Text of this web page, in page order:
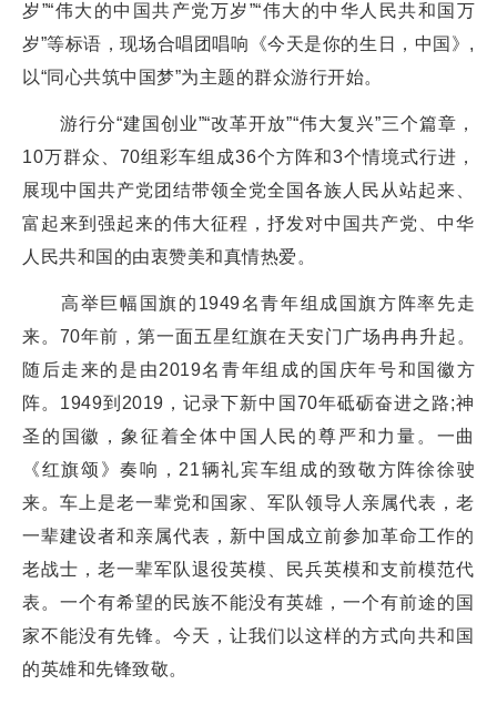
岁”“伟大的中国共产党万岁”“伟大的中华人民共和国万
岁”等标语，现场合唱团唱响《今天是你的生日，中国》,
以“同心共筑中国梦”为主题的群众游行开始。
游行分“建国创业”“改革开放”“伟大复兴”三个篇章，
10万群众、70组彩车组成36个方阵和3个情境式行进，
展现中国共产党团结带领全党全国各族人民从站起来、
富起来到强起来的伟大征程，抒发对中国共产党、中华
人民共和国的由衷赞美和真情热爱。
高举巨幅国旗的1949名青年组成国旗方阵率先走
来。70年前，第一面五星红旗在天安门广场冉冉升起。
随后走来的是由2019名青年组成的国庆年号和国徽方
阵。1949到2019，记录下新中国70年砥砺奋进之路;神
圣的国徽，象征着全体中国人民的尊严和力量。一曲
《红旗颂》奏响，21辆礼宾车组成的致敬方阵徐徐驶
来。车上是老一辈党和国家、军队领导人亲属代表，老
一辈建设者和亲属代表，新中国成立前参加革命工作的
老战士，老一辈军队退役英模、民兵英模和支前模范代
表。一个有希望的民族不能没有英雄，一个有前途的国
家不能没有先锋。今天，让我们以这样的方式向共和国
的英雄和先锋致敬。